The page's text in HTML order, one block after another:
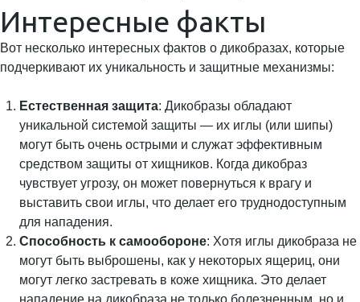
Интересные факты
Вот несколько интересных фактов о дикобразах, которые
подчеркивают их уникальность и защитные механизмы:
Естественная защита: Дикобразы обладают
уникальной системой защиты — их иглы (или шипы)
могут быть очень острыми и служат эффективным
средством защиты от хищников. Когда дикобраз
чувствует угрозу, он может повернуться к врагу и
выставить свои иглы, что делает его труднодоступным
для нападения.
Способность к самообороне: Хотя иглы дикобраза не
могут быть выброшены, как у некоторых ящериц, они
могут легко застревать в коже хищника. Это делает
нападение на дикобраза не только болезненным, но и